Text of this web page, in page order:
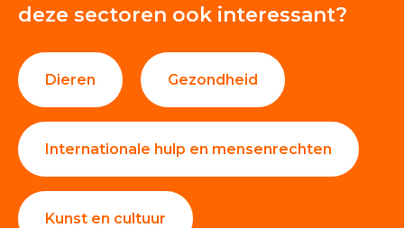
deze sectoren ook interessant?
Dieren Gezondheid
Internationale hulp en mensenrechten
Kunst en cultuur